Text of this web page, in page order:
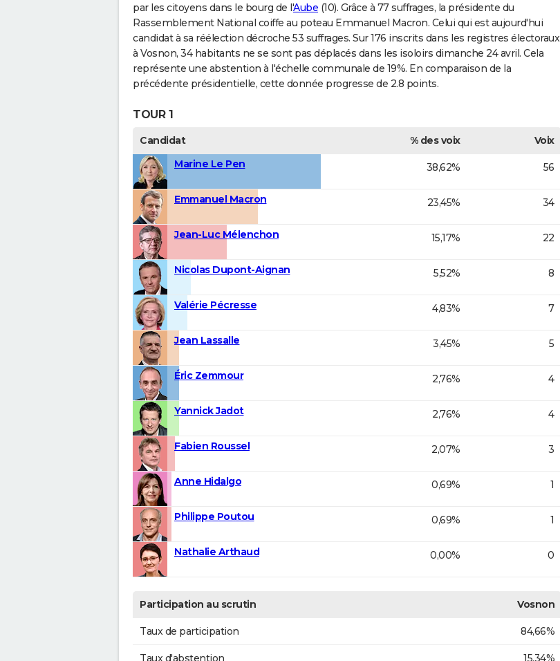
par les citoyens dans le bourg de l'Aube (10). Grâce à 77 suffrages, la présidente du
Rassemblement National coiffe au poteau Emmanuel Macron. Celui qui est aujourd'hui
candidat à sa réélection décroche 53 suffrages. Sur 176 inscrits dans les registres électoraux
à Vosnon, 34 habitants ne se sont pas déplacés dans les isoloirs dimanche 24 avril. Cela
représente une abstention à l'échelle communale de 19%. En comparaison de la
précédente présidentielle, cette donnée progresse de 2.8 points.
TOUR 1
Candidat % des voix
Voix
Marine Le Pen
38,62% 56
Emmanuel Macron 23,45% 34
Jean-Luc Mélenchon 15,17% 22
Nicolas Dupont-Aignan 5,52% 8
Valérie Pécresse 4,83% 7
Jean Lassalle 3,45% 5
Éric Zemmour 2,76% 4
Yannick Jadot 2,76% 4
Fabien Roussel 2,07% 3
Anne Hidalgo 0,69% 1
Philippe Poutou 0,69% 1
Nathalie Arthaud 0,00% 0
Participation au scrutin Vosnon
Taux de participation 84,66%
Taux d'abstention 15,34%